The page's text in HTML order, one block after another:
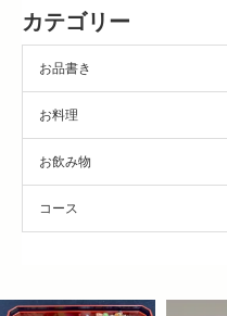
カテゴリー
お品書き
お料理
お飲み物
コース